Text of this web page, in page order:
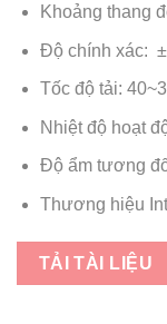
Khoảng thang
Độ chính xác:
Tốc độ tải:
Nhiệt độ hoạt
Độ ẩm tương
Thương hiệu
TẢI TÀI LIỆU